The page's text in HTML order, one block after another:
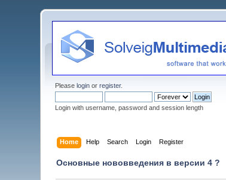
Pleaselogin orregister.
Login with username, password and session length
Home Help Search Login Register
Основные нововведения в версии 4 ?